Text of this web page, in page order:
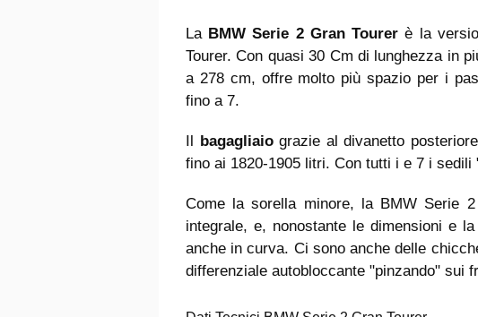
La BMW Serie 2 Gran Tourer è la
Tourer. Con quasi 30 Cm di lunghezza in
a 278 cm, offre molto più spazio per i
fino a 7.
Il bagagliaiograzie al divanetto
fino ai 1820-1905 litri. Con tutti i e 7 i
Come la sorella minore, la BMW Serie
integrale, e, nonostante le dimensioni e
anche in curva. Ci sono anche delle
differenziale autobloccante "pinzando" sui